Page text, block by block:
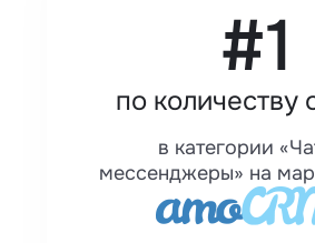
#1
по количеству
в категории
мессенджеры» на